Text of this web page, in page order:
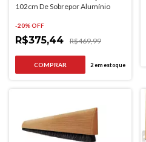
102cm De Sobrepor Alumínio
-20% OFF
R$375,44 R$469,99
2em estoque